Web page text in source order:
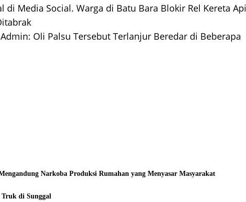
di Media Social. Warga di Batu Bara Blokir Rel Kereta Api
Oli Palsu Tersebut Terlanjur Beredar di Beberapa
Narkoba Produksi Rumahan yang Menyasar Masyarakat
Truk di Sunggal